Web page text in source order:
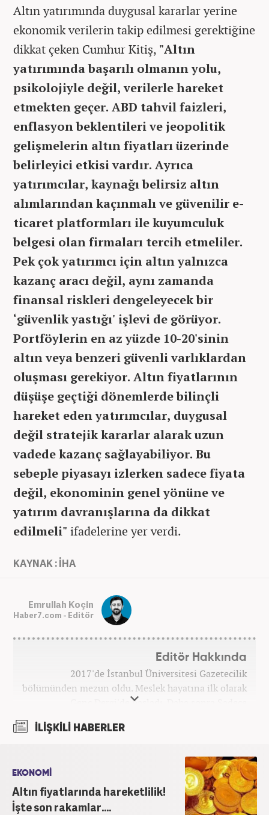
Altın yatırımında duygusal kararlar yerine
ekonomik verilerin takip edilmesi gerektiğine
dikkat çeken Cumhur Kitiş, "Altın
yatırımında başarılı olmanın yolu,
psikolojiyle değil, verilerle hareket
etmekten geçer. ABD tahvil faizleri,
enflasyon beklentileri ve jeopolitik
gelişmelerin altın fiyatları üzerinde
belirleyici etkisi vardır. Ayrıca
yatırımcılar, kaynağı belirsiz altın
alımlarından kaçınmalı ve güvenilir e-
ticaret platformları ile kuyumculuk
belgesi olan firmaları tercih etmeliler.
Pek çok yatırımcı için altın yalnızca
kazanç aracı değil, aynı zamanda
finansal riskleri dengeleyecek bir
‘güvenlik yastığı' işlevi de görüyor.
Portföylerin en az yüzde 10-20'sinin
altın veya benzeri güvenli varlıklardan
oluşması gerekiyor. Altın fiyatlarının
düşüşe geçtiği dönemlerde bilinçli
hareket eden yatırımcılar, duygusal
değil stratejik kararlar alarak uzun
vadede kazanç sağlayabiliyor. Bu
sebeple piyasayı izlerken sadece fiyata
değil, ekonominin genel yönüne ve
yatırım davranışlarına da dikkat
edilmeli" ifadelerine yer verdi.
KAYNAK : İHA
Emrullah Koçin
Haber7.com - Editör
Editör Hakkında
2017'de İstanbul Üniversitesi Gazetecilik
bölümünden mezun oldu. Meslek hayatına ilk olarak
Genç Dergi'de başladı. Daha sonra Sadece
yılında Haber7.com ailesine dahil olan Koçin,
hayatına devam etmektedir.
İLİŞKİLİ HABERLER
EKONOMİ
Altın fiyatlarında hareketlilik!
İşte son rakamlar....